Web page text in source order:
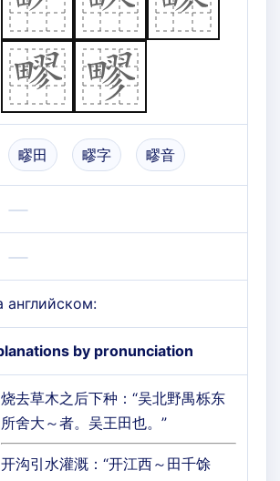
疁田 疁字 疁音
английском:
by pronunciation
烧去草木之后下种：“吴北野禺栎东
所舍大～者。吴王田也。”
开沟引水灌溉：“开江西～田千馀